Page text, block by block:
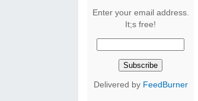
Enter your email address.
It;s free!
Delivered by FeedBurner